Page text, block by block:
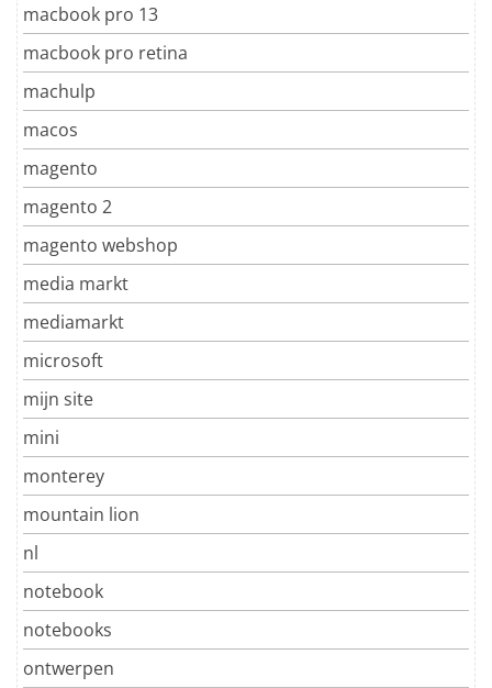
macbook pro 13
macbook pro retina
machulp
macos
magento
magento 2
magento webshop
media markt
mediamarkt
microsoft
mijn site
mini
monterey
mountain lion
nl
notebook
notebooks
ontwerpen